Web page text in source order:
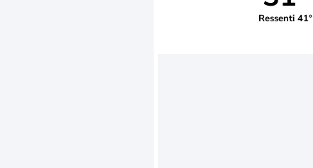
Ressenti 41°